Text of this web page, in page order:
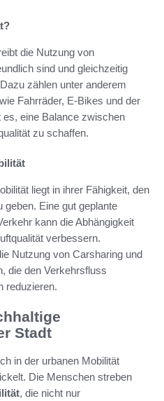
die Nutzung von
sind und gleichzeitig
zählen unter anderem
wie Fahrräder, E-Bikes und der
eine Balance zwischen
zu schaffen.
liegt in ihrer Fähigkeit, den
geben. Eine gut geplante
kann die Abhängigkeit
verbessern.
Nutzung von Carsharing und
die den Verkehrsfluss
reduzieren.
Stadt
in der urbanen Mobilität
Die Menschen streben
, die nicht nur